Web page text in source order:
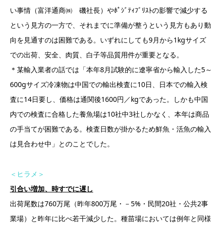
い事情（富洋通商㈱ 磯社長）やﾎﾟｼﾞﾃｨﾌﾞﾘｽﾄの影響で減少する
という見方の一方で、それまでに準備が整うという見方もあり動
向を見通すのは困難である。いずれにしても9月から1kgサイズ
での出荷、安全、肉質、白子等品質用件が重要となる。
＊某輸入業者の話では「本年8月試験的に遼寧省から輸入した5～
600gサイズ冷凍物は中国での輸出検査に10日、日本での輸入検
査に14日要し、価格は通関後1600円／kgであった。しかも中国
内での検査に合格した養魚場は10社中3社しかなく、本年は商品
の手当てが困難である。検査日数が掛かるため鮮魚・活魚の輸入
は見合わせ中」とのことでした。
＜ヒラメ＞
引合い増加、時すでに遅し
出荷尾数は760万尾（昨年800万尾・－5%・民間20社・公共2事
業場）と昨年に比べ若干減少した。種苗場においては例年と同様